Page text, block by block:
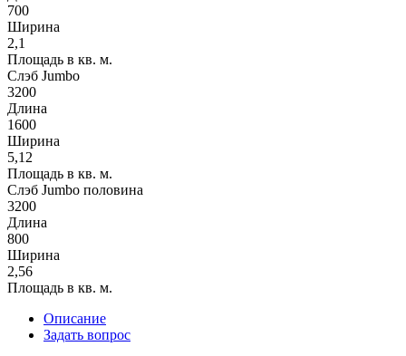
700
Ширина
2,1
Площадь в кв. м.
Слэб Jumbo
3200
Длина
1600
Ширина
5,12
Площадь в кв. м.
Слэб Jumbo половина
3200
Длина
800
Ширина
2,56
Площадь в кв. м.
Описание
Задать вопрос